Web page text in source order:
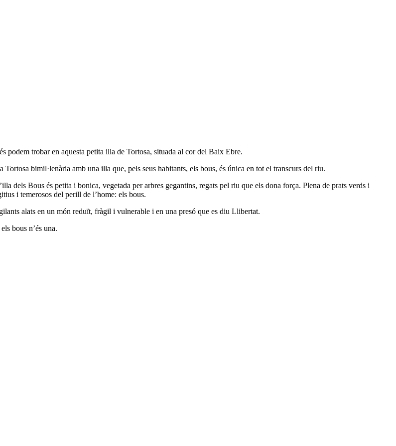
podem trobar en aquesta petita illa de Tortosa, situada al cor del Baix Ebre.
bimil·lenària amb una illa que, pels seus habitants, els bous, és única en tot el transcurs del riu.
Bous és petita i bonica, vegetada per arbres gegantins, regats pel riu que els dona força. Plena de prats verds i
i temerosos del perill de l’home: els bous.
alats en un món reduït, fràgil i vulnerable i en una presó que es diu Llibertat.
bous n’és una.